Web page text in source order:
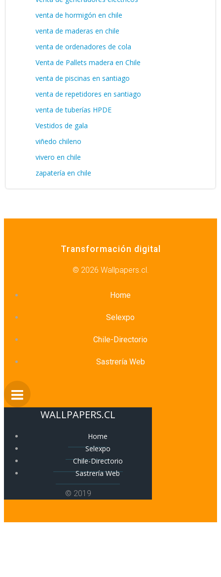
venta de hormigón en chile
venta de maderas en chile
venta de ordenadores de cola
Venta de Pallets madera en Chile
venta de piscinas en santiago
venta de repetidores en santiago
venta de tuberías HPDE
Vestidos de gala
viñedo chileno
vivero en chile
zapatería en chile
Transformación digital
© 2026 Wallpapers.cl.
Home
Selexpo
Chile-Directorio
Sastrería Web
WALLPAPERS.CL
Home
Selexpo
Chile-Directorio
Sastrería Web
© 2019